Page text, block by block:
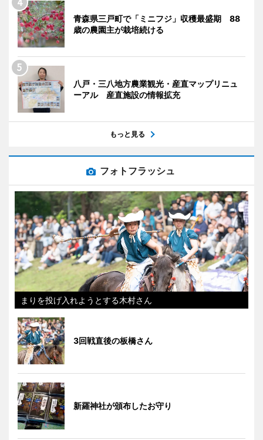
青森県三戸町で「ミニフジ」収穫最盛期 88
歳の農園主が栽培続ける
八戸・三八地方農業観光・産直マップリニュ
ーアル 産直施設の情報拡充
もっと見る
フォトフラッシュ
まりを投げ入れようとする木村さん
3回戦直後の板橋さん
新羅神社が頒布したお守り